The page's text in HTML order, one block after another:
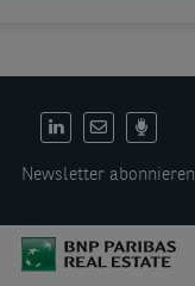
Newsletter abonnieren